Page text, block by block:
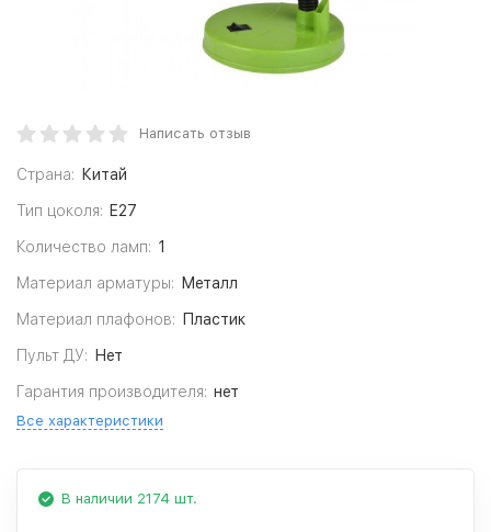
Написать отзыв
Страна: Китай
Тип цоколя: E27
Количество ламп: 1
Материал арматуры: Металл
Материал плафонов: Пластик
Пульт ДУ: Нет
Гарантия производителя: нет
Все характеристики
В наличии 2174 шт.